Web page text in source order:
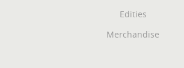
Edities
Merchandise